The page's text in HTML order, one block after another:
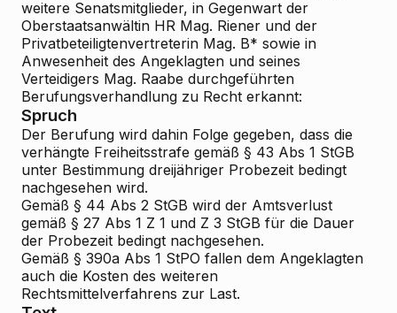
weitere Senatsmitglieder, in Gegenwart der
Oberstaatsanwältin HR Mag. Riener und der
Privatbeteiligtenvertreterin Mag. B* sowie in
Anwesenheit des Angeklagten und seines
Verteidigers Mag. Raabe durchgeführten
Berufungsverhandlung zu Recht erkannt:
Spruch
Der Berufung wird dahin Folge gegeben, dass die
verhängte Freiheitsstrafe gemäß § 43 Abs 1 StGB
unter Bestimmung dreijähriger Probezeit bedingt
nachgesehen wird.
Gemäß § 44 Abs 2 StGB wird der Amtsverlust
gemäß § 27 Abs 1 Z 1 und Z 3 StGB für die Dauer
der Probezeit bedingt nachgesehen.
Gemäß § 390a Abs 1 StPO fallen dem Angeklagten
auch die Kosten des weiteren
Rechtsmittelverfahrens zur Last.